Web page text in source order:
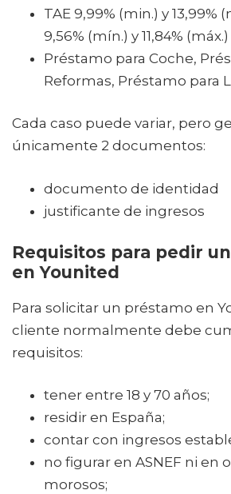
TAE 9,99% (min.) y 13,99%
9,56% (mín.) y 11,84% (máx.)
Préstamo para Coche,
Reformas, Préstamo para
Cada caso puede variar, pero
únicamente 2 documentos:
documento de identidad
justificante de ingresos
Requisitos para pedir
en Younited
Para solicitar un préstamo en
cliente normalmente debe
requisitos:
tener entre 18 y 70 años;
residir en España;
contar con ingresos
no figurar en ASNEF ni en
morosos;